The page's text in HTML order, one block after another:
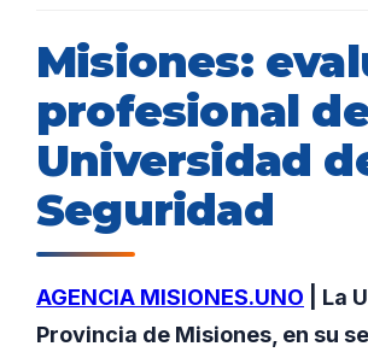
Misiones:
profesional
Universidad
Seguridad
AGENCIA MISIONES.UNO | La
Provincia de Misiones, en su